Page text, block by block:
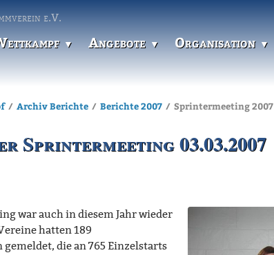
e.V.
Angebote Organisation
Archiv Berichte Berichte 2007 Sprintermeeting 2007
Sprintermeeting 03.03.2007
war auch in diesem Jahr wieder
hatten 189
die an 765 Einzelstarts